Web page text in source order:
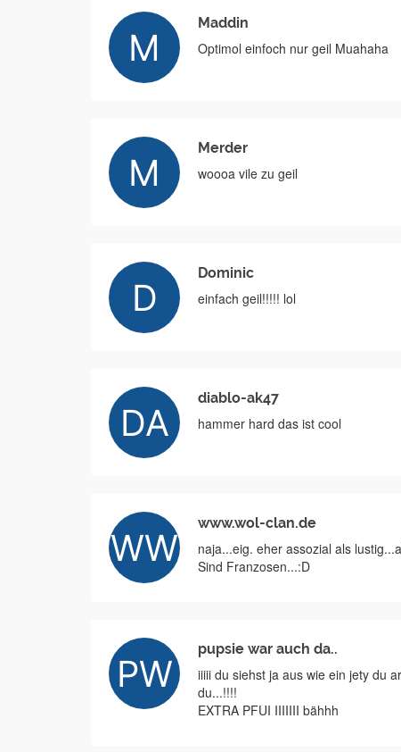
Maddin
Optimol einfoch nur geil Muahaha
Merder
woooa vile zu geil
Dominic
einfach geil!!!!! lol
diablo-ak47
hammer hard das ist cool
www.wol-clan.de
naja...eig. eher assozial als
Sind Franzosen...:D
pupsie war auch da..
iiiii du siehst ja aus wie ein jety du
du...!!!!
EXTRA PFUI IIIIIII bähhh